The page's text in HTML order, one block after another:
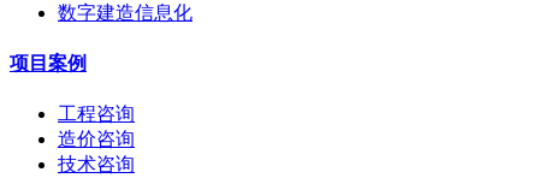
数字建造信息化
项目案例
工程咨询
造价咨询
技术咨询